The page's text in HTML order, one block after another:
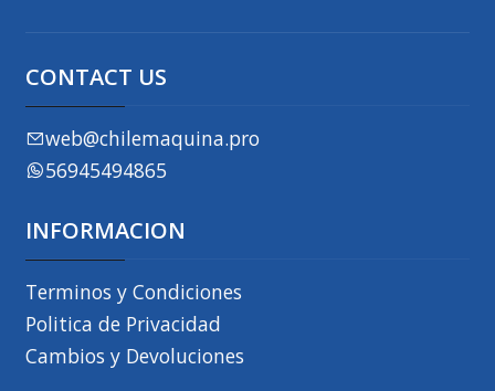
CONTACT US
web@chilemaquina.pro
56945494865
INFORMACION
Terminos y Condiciones
Politica de Privacidad
Cambios y Devoluciones